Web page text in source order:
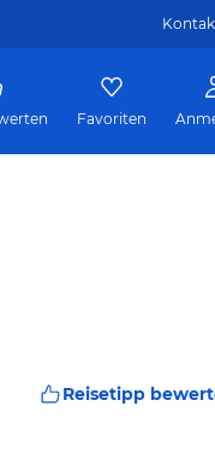
Favoriten
Reisetipp